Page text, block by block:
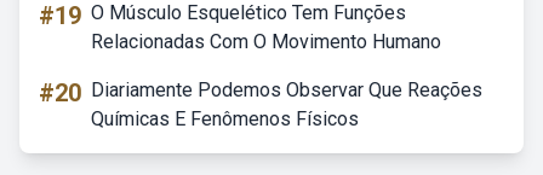
#19 O Músculo Esquelético Tem Funções
Relacionadas Com O Movimento Humano
#20 Diariamente Podemos Observar Que Reações
Químicas E Fenômenos Físicos